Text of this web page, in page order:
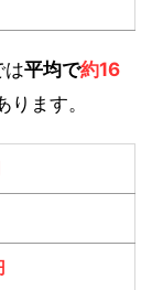
は平均で約16
ります。